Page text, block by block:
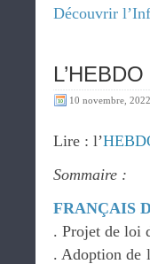
Découvrir
10 novembre, 2022
Lire : l’
Sommaire :
FRANÇAIS
. Projet de loi
. Adoption de